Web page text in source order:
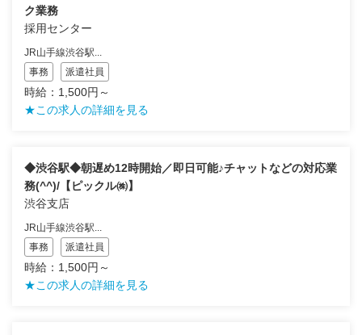
ク業務
採用センター
JR山手線渋谷駅...
事務
派遣社員
時給：1,500円～
★この求人の詳細を見る
◆渋谷駅◆朝遅め12時開始／即日可能♪チャットなどの対応業
務(^^)/【ピックル㈱】
渋谷支店
JR山手線渋谷駅...
事務
派遣社員
時給：1,500円～
★この求人の詳細を見る